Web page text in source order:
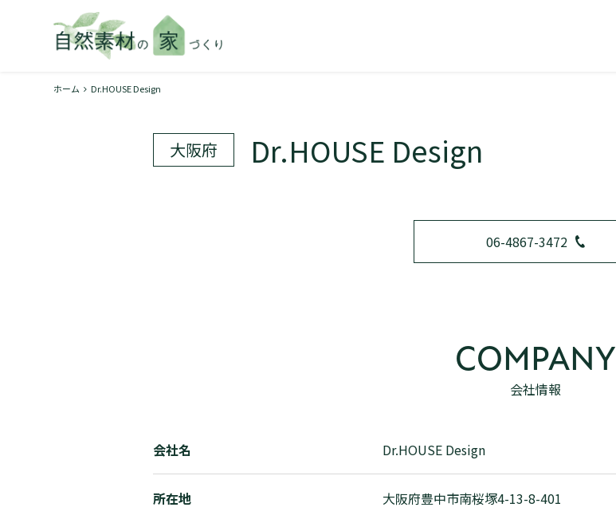
ホーム Dr.HOUSE Design
大阪府 Dr.HOUSE Design
06-4867-3472
COMPANY
会社情報
会社名 Dr.HOUSE Design
所在地 大阪府豊中市南桜塚4-13-8-401